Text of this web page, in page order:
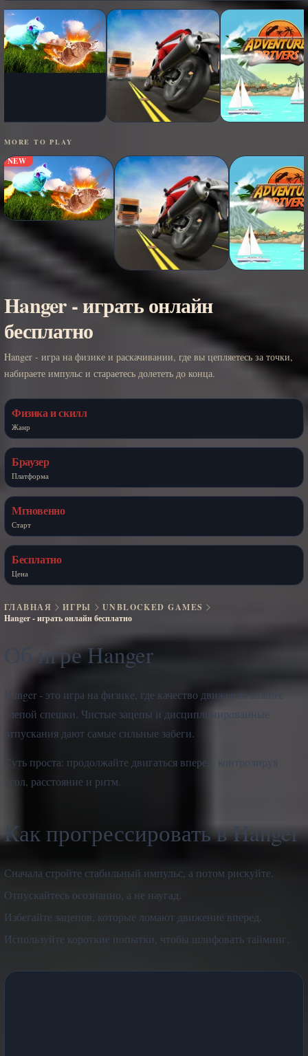
MORE TO PLAY
NEW
Hanger - играть онлайн
бесплатно
Hanger - игра на физике и раскачивании, где вы цепляетесь за точки,
набираете импульс и стараетесь долететь до конца.
Физика и скилл
Жанр
Браузер
Платформа
Мгновенно
Старт
Бесплатно
Цена
ГЛАВНАЯ ИГРЫ
UNBLOCKED GAMES
Hanger - играть онлайн бесплатно
Об игре Hanger
Hanger - это игра на физике, где качество движения важнее
слепой спешки. Чистые зацепы и дисциплинированные
отпускания дают самые сильные забеги.
Суть проста: продолжайте двигаться вперед, контролируя
угол, расстояние и ритм.
Как прогрессировать в Hanger
Сначала стройте стабильный импульс, а потом рискуйте.
Отпускайтесь осознанно, а не наугад.
Избегайте зацепов, которые ломают движение вперед.
Используйте короткие попытки, чтобы шлифовать тайминг.